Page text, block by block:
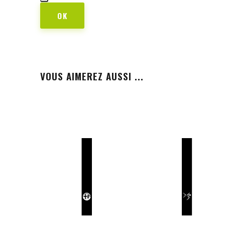
OK
VOUS AIMEREZ AUSSI ...